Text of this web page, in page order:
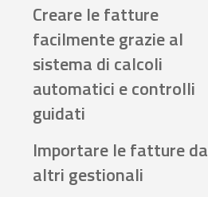
Creare le fatture
facilmente grazie al
sistema di calcoli
automatici e controlli
guidati
Importare le fatture da
altri gestionali